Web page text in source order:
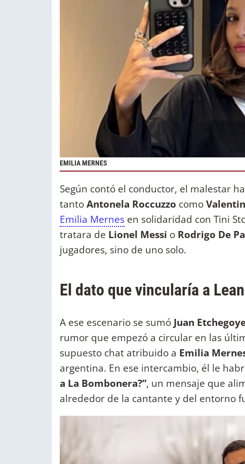
EMILIA MERNES
Según contó el conductor, el malestar
tantoAntonela Roccuzzo como
Emilia Mernes en solidaridad con Tini
tratara de Lionel Messi o Rodrigo De
jugadores, sino de uno solo.
El dato que vincularía a
A ese escenario se sumó Juan
rumor que empezó a circular en las
supuesto chat atribuido a Emilia
argentina. En ese intercambio, él le
a La Bombonera?”, un mensaje que
alrededor de la cantante y del entorno